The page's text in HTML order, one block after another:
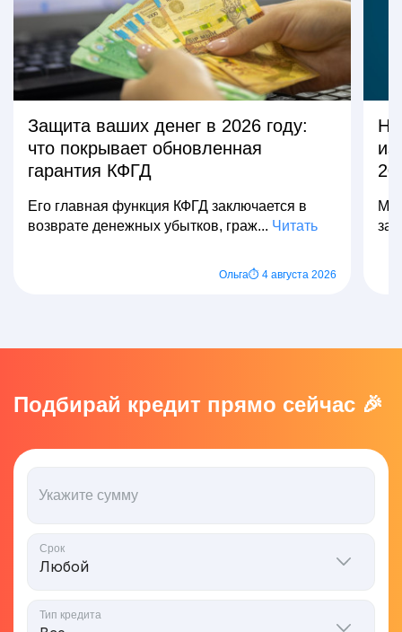
Защита ваших денег в 2026 году:
что покрывает обновленная
гарантия КФГД
Его главная функция КФГД заключается в
возврате денежных убытков, граж... Читать
Ольга⏱ 4 августа 2026
Подбирай кредит прямо сейчас 🎉
Укажите сумму
Срок
Тип кредита